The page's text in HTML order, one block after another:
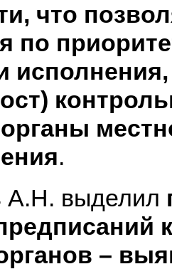
что
по
.
А.Н. выделил
–